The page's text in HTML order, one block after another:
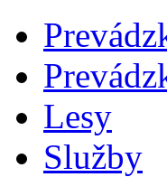
Lesy
Služby